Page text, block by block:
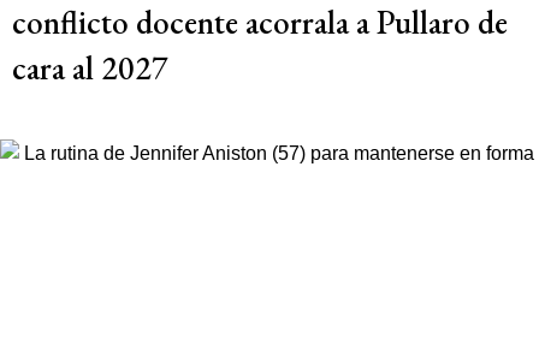
conflicto docente acorrala a Pullaro de
cara al 2027